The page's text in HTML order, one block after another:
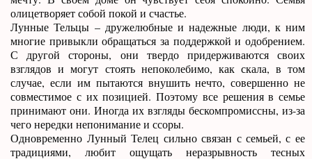
олицетворяет собой покой и счастье.
Лунные Тельцы – дружелюбные и надежные люди, к ним
многие привыкли обращаться за поддержкой и одобрением.
С другой стороны, они твердо придерживаются своих
взглядов и могут стоять непоколебимо, как скала, в том
случае, если им пытаются внушить нечто, совершенно не
совместимое с их позицией. Поэтому все решения в семье
принимают они. Иногда их взгляды бескомпромиссны, из-за
чего нередки непонимание и ссоры.
Одновременно Лунный Телец сильно связан с семьей, с ее
традициями, любит ощущать неразрывность тесных